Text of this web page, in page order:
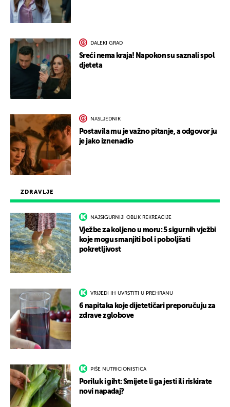
ZDRAVLJE
NAJSIGURNIJI OBLIK REKREACIJE
Vježbe za koljeno u moru: 5 sigurnih vježbi
koje mogu smanjiti bol i poboljšati
pokretljivost
VRIJEDI IH UVRSTITI U PREHRANU
6 napitaka koje dijetetičari preporučuju za
zdrave zglobove
PIŠE NUTRICIONISTICA
Poriluk i giht: Smijete li ga jesti ili riskirate
novi napadaj?
DALEKI GRAD
Sreći nema kraja! Napokon su saznali spol
djeteta
NASLJEDNIK
Postavila mu je važno pitanje, a odgovor ju
je jako iznenadio